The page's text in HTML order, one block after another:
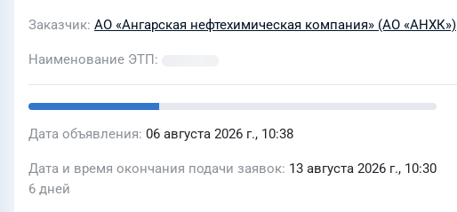
Заказчик АО «Ангарская нефтехимическая компания» (АО «АНХК»)
Наименование ЭТП
Дата объявления 06 августа 2026 г., 10:38
Дата и время окончания подачи заявок 13 августа 2026 г., 10:30
6 дней